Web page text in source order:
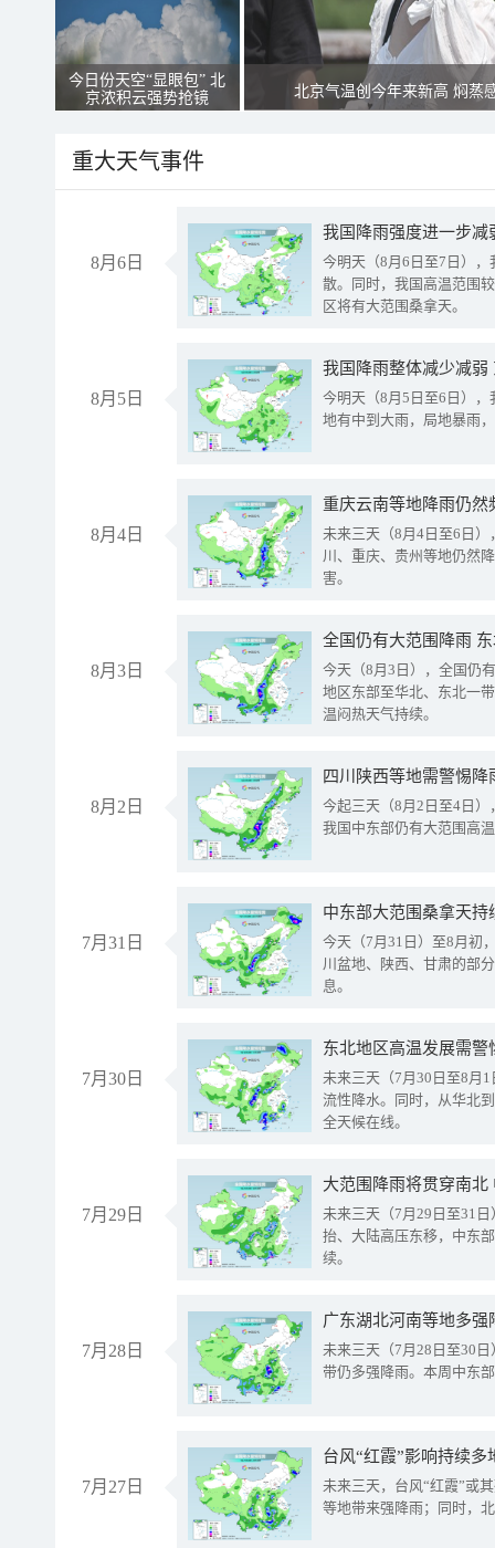
今日份天空“显眼包” 北
京浓积云强势抢镜
北京气温创今年来新高 焖蒸
重大天气事件
8月6日
今明天（8月6日至7日）
散。同时，我国高温范围
区将有大范围桑拿天。
8月5日
我国降雨整体减少减弱
今明天（8月5日至6日）
地有中到大雨，局地暴雨
8月4日
重庆云南等地降雨仍然
未来三天（8月4日至6日
川、重庆、贵州等地仍然
害。
8月3日
全国仍有大范围降雨
今天（8月3日），全国仍
地区东部至华北、东北一
温闷热天气持续。
8月2日
今起三天（8月2日至4日
我国中东部仍有大范围高
7月31日
中东部大范围桑拿天
今天（7月31日）至8月初
川盆地、陕西、甘肃的部
息。
7月30日
东北地区高温发展需
未来三天（7月30日至8月
流性降水。同时，从华北
全天候在线。
7月29日
大范围降雨将贯穿南
未来三天（7月29日至31
抬、大陆高压东移，中东
续。
7月28日
广东湖北河南等地多
未来三天（7月28日至30
带仍多强降雨。本周中东
7月27日
台风“红霞”影响持续
未来三天，台风“红霞”或
等地带来强降雨；同时，